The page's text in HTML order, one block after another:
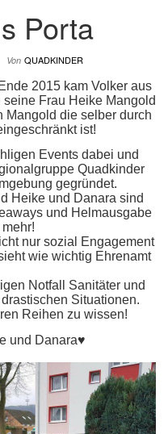
Porta
Von QUADKINDER
2015 kam Volker aus
Frau Heike Mangold
Mangold die selber durch
ist!
Events dabei und
Quadkinder
gegründet.
Heike und Danara sind
und Helmausgabe
nur sozial Engagement
wie wichtig Ehrenamt
Notfall Sanitäter und
Situationen.
Reihen zu wissen!
und Danara♥️